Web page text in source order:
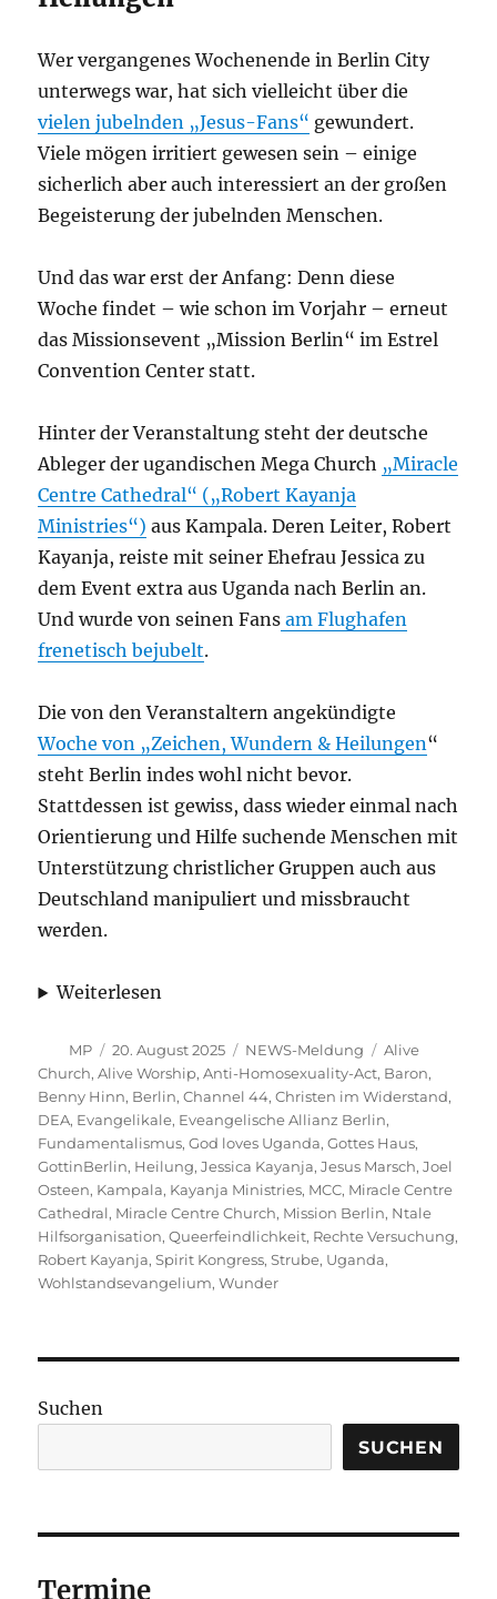
Wer vergangenes Wochenende in Berlin City
unterwegs war, hat sich vielleicht über die
vielen jubelnden „Jesus-Fans“ gewundert.
Viele mögen irritiert gewesen sein – einige
sicherlich aber auch interessiert an der großen
Begeisterung der jubelnden Menschen.
Und das war erst der Anfang: Denn diese
Woche findet – wie schon im Vorjahr – erneut
das Missionsevent „Mission Berlin“ im Estrel
Convention Center statt.
Hinter der Veranstaltung steht der deutsche
Ableger der ugandischen Mega Church „Miracle
Centre Cathedral“ („Robert Kayanja
Ministries“) aus Kampala. Deren Leiter, Robert
Kayanja, reiste mit seiner Ehefrau Jessica zu
dem Event extra aus Uganda nach Berlin an.
Und wurde von seinen Fans am Flughafen
frenetisch bejubelt.
Die von den Veranstaltern angekündigte
Woche von „Zeichen, Wundern & Heilungen“
steht Berlin indes wohl nicht bevor.
Stattdessen ist gewiss, dass wieder einmal nach
Orientierung und Hilfe suchende Menschen mit
Unterstützung christlicher Gruppen auch aus
Deutschland manipuliert und missbraucht
werden.
Weiterlesen
Autor
MP
Veröffentlicht
am
20. August 2025 Kategorien
NEWS-Meldung Schlagwörter
Alive
Church,Alive Worship,Anti-Homosexuality-Act, Baron,
Benny Hinn, Berlin,Channel 44,Christen im Widerstand,
DEA, Evangelikale, Eveangelische Allianz Berlin,
Fundamentalismus,God loves Uganda,Gottes Haus,
GottinBerlin, Heilung,Jessica Kayanja,Jesus Marsch,Joel
Osteen, Kampala, Kayanja Ministries, MCC, Miracle Centre
Cathedral, Miracle Centre Church, Mission Berlin, Ntale
Hilfsorganisation,Queerfeindlichkeit, Rechte Versuchung,
Robert Kayanja,Spirit Kongress,Strube, Uganda,
Wohlstandsevangelium,Wunder
Suchen
SUCHEN
Termine